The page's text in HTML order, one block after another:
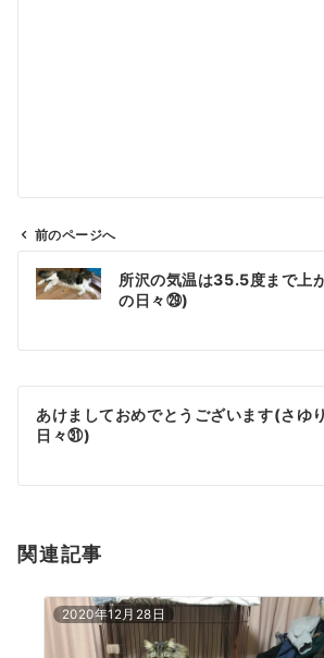
ビ
ン
前のページへ
所沢の気温は35.5度まで上
の日々㉙)
あけましておめでとうございます(さゆ
日々㉛)
関連記事
2020年12月28日